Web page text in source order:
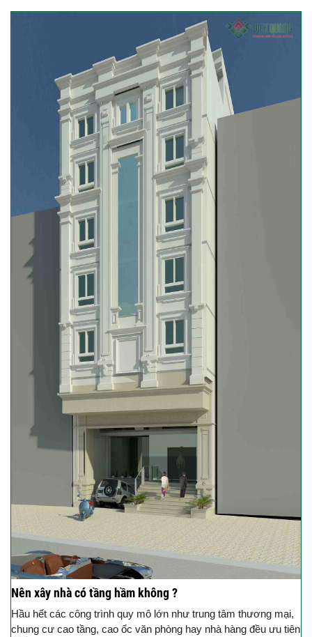
Nên xây nhà có tầng hầm không ?
Hầu hết các công trình quy mô lớn như trung tâm thương mại,
chung cư cao tầng, cao ốc văn phòng hay nhà hàng đều ưu tiên